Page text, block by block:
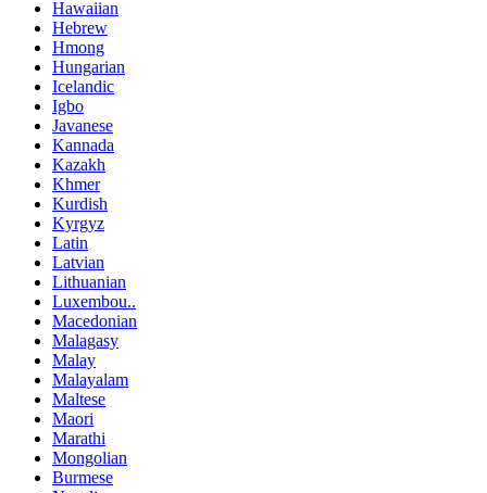
Hawaiian
Hebrew
Hmong
Hungarian
Icelandic
Igbo
Javanese
Kannada
Kazakh
Khmer
Kurdish
Kyrgyz
Latin
Latvian
Lithuanian
Luxembou..
Macedonian
Malagasy
Malay
Malayalam
Maltese
Maori
Marathi
Mongolian
Burmese